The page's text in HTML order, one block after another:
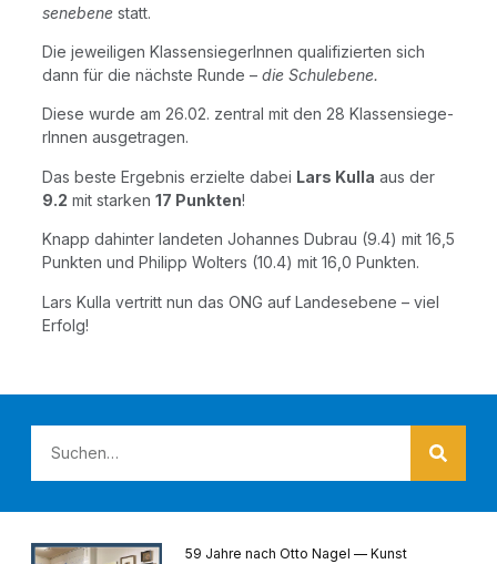
se­n­e­be­ne statt.
Die jewei­li­gen Klas­sen­sie­ge­rIn­nen qua­li­fi­zier­ten sich
dann für die nächs­te Run­de – die Schul­ebe­ne.
Die­se wur­de am 26.02. zen­tral mit den 28 Klas­sen­sie­ge­
rIn­nen ausgetragen.
Das bes­te Ergeb­nis erziel­te dabei Lars Kul­la aus der
9.2 mit star­ken 17 Punk­ten!
Knapp dahin­ter lan­de­ten Johan­nes Dubrau (9.4) mit 16,5
Punk­ten und Phil­ipp Wol­ters (10.4) mit 16,0 Punkten.
Lars Kul­la ver­tritt nun das ONG auf Lan­des­ebe­ne – viel
Erfolg!
59 Jahre nach Otto Nagel — Kunst